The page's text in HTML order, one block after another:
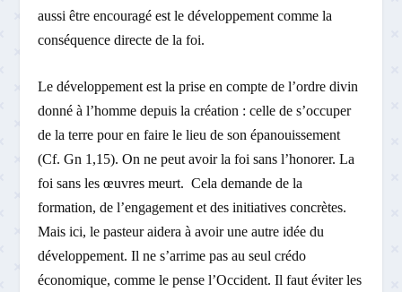
aussi être encouragé est le développement comme la
conséquence directe de la foi.
Le développement est la prise en compte de l’ordre divin
donné à l’homme depuis la création : celle de s’occuper
de la terre pour en faire le lieu de son épanouissement
(Cf. Gn 1,15). On ne peut avoir la foi sans l’honorer. La
foi sans les œuvres meurt. Cela demande de la
formation, de l’engagement et des initiatives concrètes.
Mais ici, le pasteur aidera à avoir une autre idée du
développement. Il ne s’arrime pas au seul crédo
économique, comme le pense l’Occident. Il faut éviter les